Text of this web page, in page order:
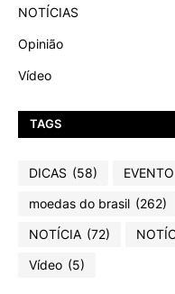
NOTÍCIAS
Opinião
Vídeo
TAGS
DICAS (58) EVENTO
moedas do brasil (262)
NOTÍCIA (72)
Vídeo (5)